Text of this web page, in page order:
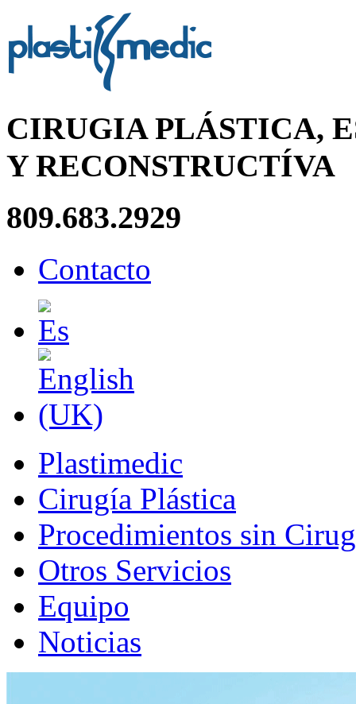
CIRUGIA PLÁSTICA,
Y RECONSTRUCTÍVA
809.683.2929
Contacto
Plastimedic
Cirugía Plástica
Procedimientos sin
Otros Servicios
Equipo
Noticias